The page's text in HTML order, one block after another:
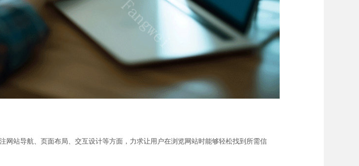
网站导航、页面布局、交互设计等方面，力求让用户在浏览网站时能够轻松找到所需信